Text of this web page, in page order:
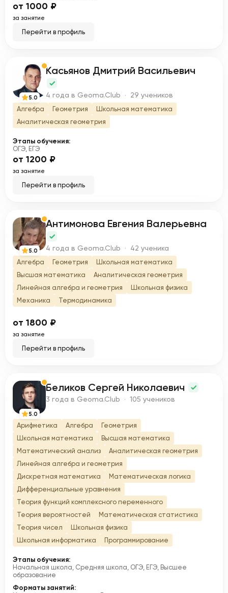
от 1000 ₽
за занятие
Перейти в профиль
К
5.0
Касьянов Дмитрий Васильевич
4 года в Geoma.Club · 29 учеников
Алгебра Геометрия
Школьная математика
Аналитическая геометрия
Этапы обучения:
ОГЭ, ЕГЭ
от 1200 ₽
за занятие
Перейти в профиль
А
5.0
Антимонова Евгения Валерьевна
4 года в Geoma.Club · 42 ученика
Алгебра Геометрия
Школьная математика
Высшая математика
Аналитическая геометрия
Линейная алгебра и геометрия
Школьная физика
Механика
Термодинамика
от 1800 ₽
за занятие
Перейти в профиль
Б
5.0
Беликов Сергей Николаевич
3 года в Geoma.Club · 105 учеников
Арифметика Алгебра
Геометрия
Школьная математика
Высшая математика
Математический анализ
Аналитическая геометрия
Линейная алгебра и геометрия
Дискретная математика
Математическая логика
Дифференциальные уравнения
Теория функций комплексного переменного
Теория вероятностей
Математическая статистика
Теория чисел
Школьная физика
Школьная информатика
Программирование
Этапы обучения:
Начальная школа, Средняя школа, ОГЭ, ЕГЭ, Высшее
образование
Форматы занятий: